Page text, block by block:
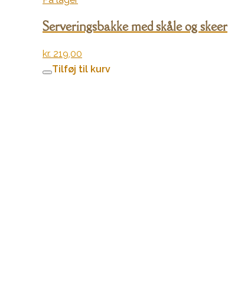
Serveringsbakke med skåle og skeer
kr. 219,00
Tilføj til kurv